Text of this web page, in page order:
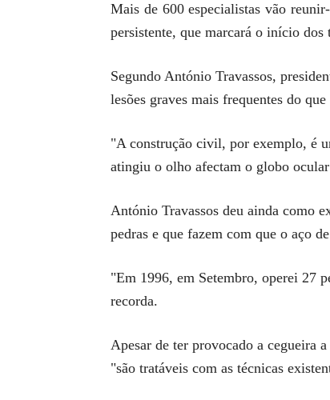
Mais de 600 especialistas vão
persistente, que marcará o início
Segundo António Travassos,
lesões graves mais frequentes do
"A construção civil, por exemplo, é
atingiu o olho afectam o globo
António Travassos deu ainda como
pedras e que fazem com que o aço
"Em 1996, em Setembro, operei 27
recorda.
Apesar de ter provocado a cegueira
"são tratáveis com as técnicas